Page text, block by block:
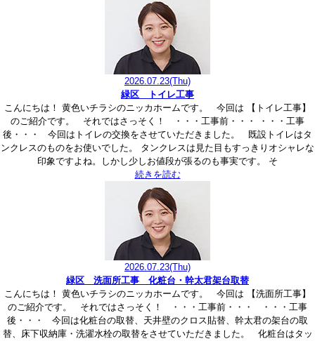
2026.07.23(Thu)
緑区 トイレ工事
こんにちは！ 黄色いチラシのニッカホームです。 今回は 【トイレ工事】
のご紹介です。 それではさっそく！ ・・・工事前・・・ ・・・工事
後・・・ 今回はトイレの交換をさせていただきました。 既設トイレはタ
ンクレスのものをお使いでした。 タンクレスは見た目もすっきりオシャレな
印象ですよね。しかし少しお値段が張るのも事実です。 そ
続きを読む
2026.07.23(Thu)
緑区 洗面所工事 化粧台・幹太君架台取替
こんにちは！ 黄色いチラシのニッカホームです。 今回は 【洗面所工事】
のご紹介です。 それではさっそく！ ・・・工事前・・・ ・・・工事
後・・・ 今回は化粧台の取替、天井壁のクロス貼替、幹太君の架台の取
替、床下収納庫・洗濯水栓の取替をさせていただきました。 化粧台はタッ